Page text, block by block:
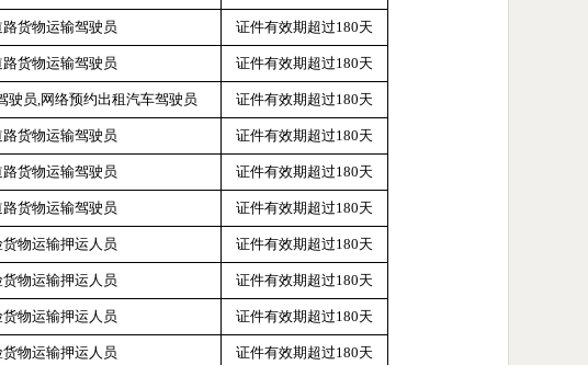
货物运输驾驶员 证件有效期超过180天
货物运输驾驶员 证件有效期超过180天
驶员,网络预约出租汽车驾驶员 证件有效期超过180天
货物运输驾驶员 证件有效期超过180天
货物运输驾驶员 证件有效期超过180天
货物运输驾驶员 证件有效期超过180天
物运输押运人员 证件有效期超过180天
物运输押运人员 证件有效期超过180天
物运输押运人员 证件有效期超过180天
物运输押运人员 证件有效期超过180天